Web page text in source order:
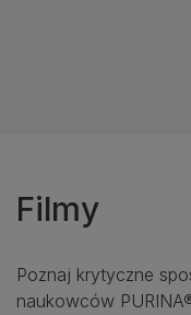
Filmy
Poznaj krytyczne
naukowców